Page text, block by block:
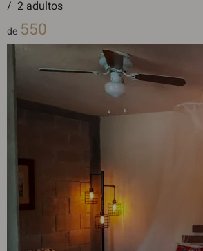
/ 2 adultos
de 550